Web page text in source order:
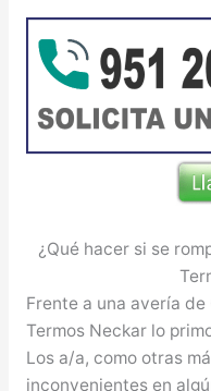
¿Qué hacer si se
Frente a una avería
Termos Neckar lo
Los a/a, como otras
inconvenientes en